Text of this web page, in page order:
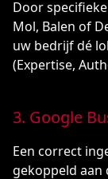
Door
Mol, Balen of
uw bedrijf dé
(Expertise,
3. Google
Een correct
gekoppeld aan